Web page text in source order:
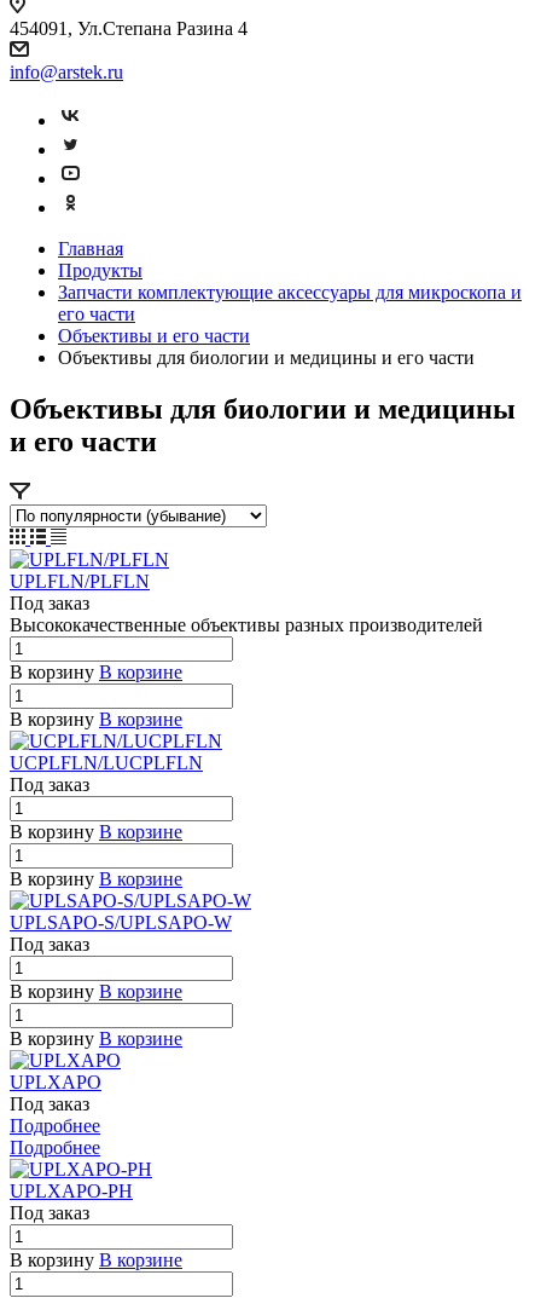
454091, Ул.Степана Разина 4
info@arstek.ru
Главная
Продукты
Запчасти комплектующие аксессуары для микроскопа и
его части
Объективы и его части
Объективы для биологии и медицины и его части
Объективы для биологии и медицины
и его части
UPLFLN/PLFLN
Под заказ
Высококачественные объективы разных производителей
В корзину В корзине
В корзину В корзине
UCPLFLN/LUCPLFLN
Под заказ
В корзину В корзине
В корзину В корзине
UPLSAPO-S/UPLSAPO-W
Под заказ
В корзину В корзине
В корзину В корзине
UPLXAPO
Под заказ
Подробнее
Подробнее
UPLXAPO-PH
Под заказ
В корзину В корзине